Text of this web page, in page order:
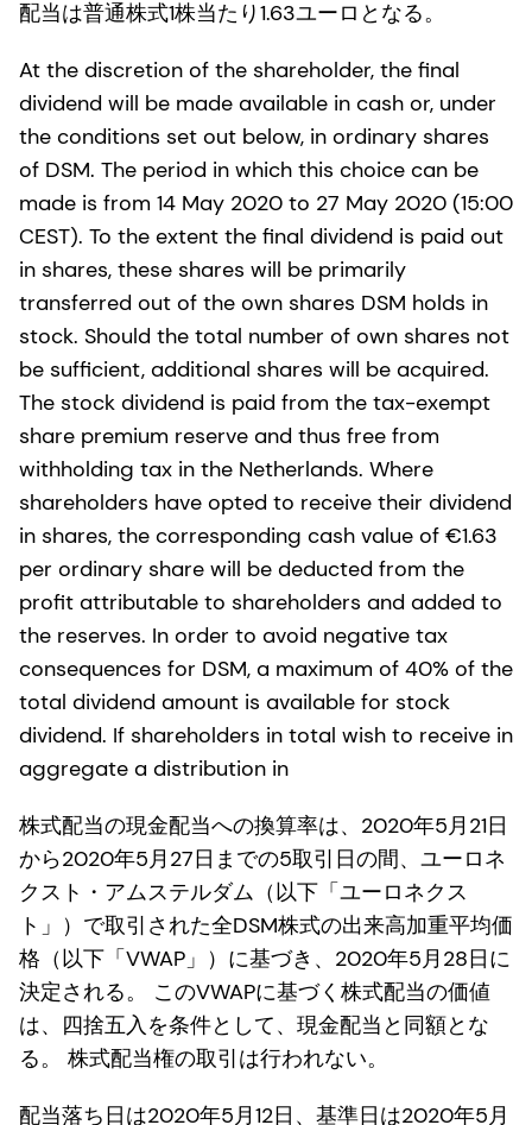
配当は普通株式1株当たり1.63ユーロとなる。
At the discretion of the shareholder, the final
dividend will be made available in cash or, under
the conditions set out below, in ordinary shares
of DSM. The period in which this choice can be
made is from 14 May 2020 to 27 May 2020 (15:00
CEST). To the extent the final dividend is paid out
in shares, these shares will be primarily
transferred out of the own shares DSM holds in
stock. Should the total number of own shares not
be sufficient, additional shares will be acquired.
The stock dividend is paid from the tax-exempt
share premium reserve and thus free from
withholding tax in the Netherlands. Where
shareholders have opted to receive their dividend
in shares, the corresponding cash value of €1.63
per ordinary share will be deducted from the
profit attributable to shareholders and added to
the reserves. In order to avoid negative tax
consequences for DSM, a maximum of 40% of the
total dividend amount is available for stock
dividend. If shareholders in total wish to receive in
aggregate a distribution in
株式配当の現金配当への換算率は、2020年5月21日
から2020年5月27日までの5取引日の間、ユーロネ
クスト・アムステルダム（以下「ユーロネクス
ト」）で取引された全DSM株式の出来高加重平均価
格（以下「VWAP」）に基づき、2020年5月28日に
決定される。 このVWAPに基づく株式配当の価値
は、四捨五入を条件として、現金配当と同額とな
る。 株式配当権の取引は行われない。
配当落ち日は2020年5月12日、基準日は2020年5月